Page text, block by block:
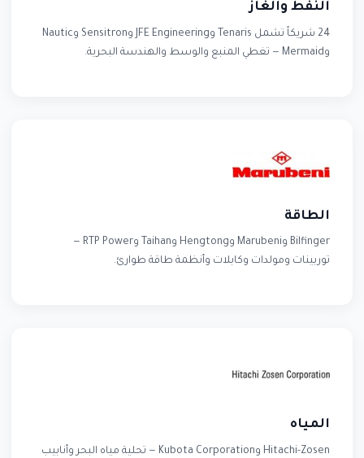
النفط والغاز
24 شريكاً تشمل Tenaris وJFE Engineering وSensitron وNautic
وMermaid — تغطي المنبع والوسط والهندسة البحرية.
الطاقة
Bilfinger وMarubeni وHengtong وTaihan وRTP Power —
توربينات ومولدات وكابلات وأنظمة طاقة طوارئ.
المياه
Hitachi-Zosen وKubota Corporation — تحلية مياه البحر وأنابيب